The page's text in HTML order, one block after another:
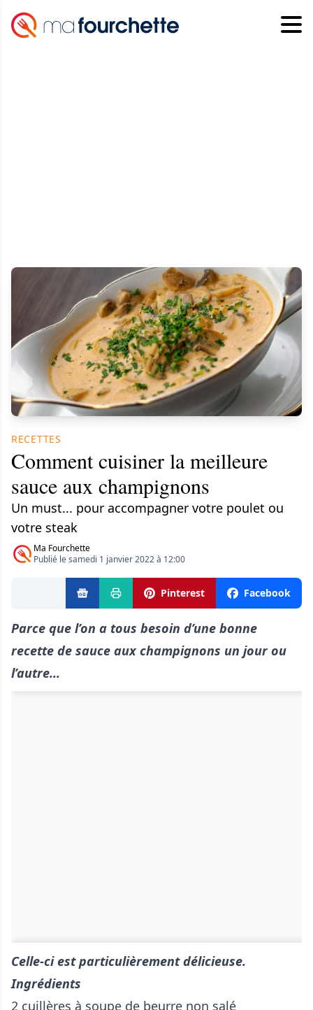
RECETTES
Comment cuisiner la meilleure
sauce aux champignons
Un must... pour accompagner votre poulet ou
votre steak
Ma Fourchette
Publié le samedi 1 janvier 2022 à 12:00
Pinterest Facebook
Parce que l’on a tous besoin d’une bonne
recette de sauce aux champignons un jour ou
l’autre...
Celle-ci est particulièrement délicieuse.
Ingrédients
2 cuillères à soupe de beurre non salé